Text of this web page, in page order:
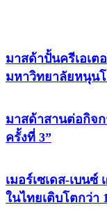
มาสด้าปั้นครีเอเต
มหาวิทยาลัยหนุนโ
มาสด้าสานต่อกิจก
ครั้งที่ 3”
เมอร์เซเดส-เบน
ในไทยเติบโตกว่า